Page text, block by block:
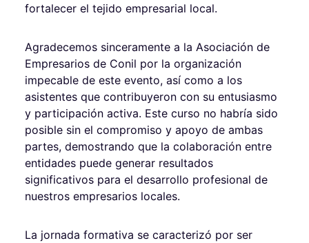
fortalecer el tejido empresarial local.
Agradecemos sinceramente a la Asociación de
Empresarios de Conil por la organización
impecable de este evento, así como a los
asistentes que contribuyeron con su entusiasmo
y participación activa. Este curso no habría sido
posible sin el compromiso y apoyo de ambas
partes, demostrando que la colaboración entre
entidades puede generar resultados
significativos para el desarrollo profesional de
nuestros empresarios locales.
La jornada formativa se caracterizó por ser